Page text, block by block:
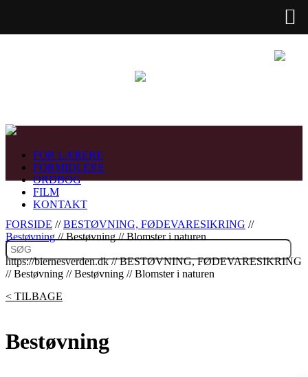
FOR LÆRERE
FORMIDLERE
ORDBOG
FILM
KONTAKT
FORSIDE //BESTØVNING, FØDEVARESIKRING //
Bestøvning// Bestøvning // Blomster i naturen
https://biernesverden.dk // BESTØVNING, FØDEVARESIKRING
// Bestøvning // Bestøvning // Blomster i naturen
< TILBAGE
Bestøvning